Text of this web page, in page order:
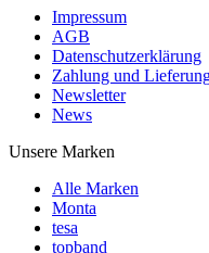
Impressum
AGB
Datenschutzerklärung
Zahlung und
Newsletter
News
Unsere Marken
Alle Marken
Monta
tesa
topband